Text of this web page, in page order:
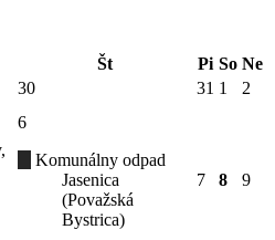
Št Pi So Ne
30 31 1 2
6
Komunálny odpad
Jasenica
(Považská
Bystrica)
7 8 9